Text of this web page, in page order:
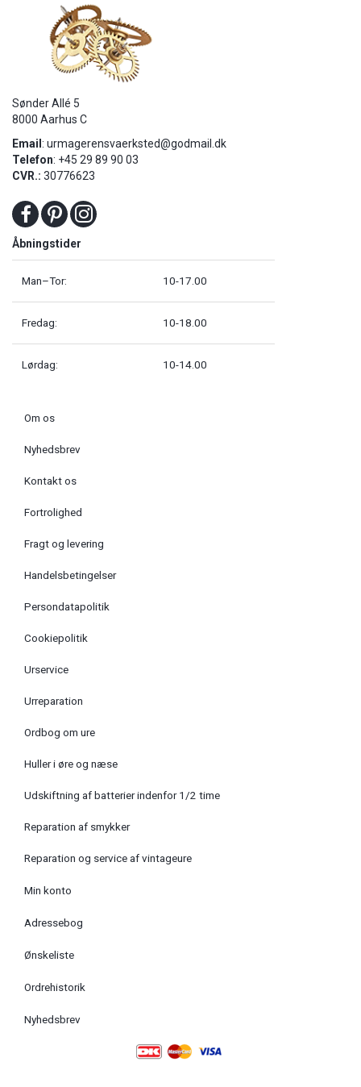
Sønder Allé 5
8000 Aarhus C
Email : urmagerensvaerksted@godmail.dk
Telefon: +45 29 89 90 03
CVR.: 30776623
Åbningstider
Man–Tor: 10-17.00
Fredag: 10-18.00
Lørdag: 10-14.00
Om os
Nyhedsbrev
Kontakt os
Fortrolighed
Fragt og levering
Handelsbetingelser
Persondatapolitik
Cookiepolitik
Urservice
Urreparation
Ordbog om ure
Huller i øre og næse
Udskiftning af batterier indenfor 1/2 time
Reparation af smykker
Reparation og service af vintageure
Min konto
Adressebog
Ønskeliste
Ordrehistorik
Nyhedsbrev